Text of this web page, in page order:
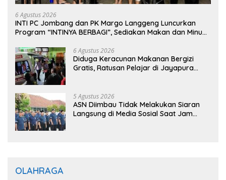
6 Agustus 2026
INTI PC Jombang dan PK Margo Langgeng Luncurkan
Program “INTINYA BERBAGI”, Sediakan Makan dan Minum
6 Agustus 2026
Diduga Keracunan Makanan Bergizi
Gratis, Ratusan Pelajar di Jayapura
5 Agustus 2026
ASN Diimbau Tidak Melakukan Siaran
Langsung di Media Sosial Saat Jam
OLAHRAGA